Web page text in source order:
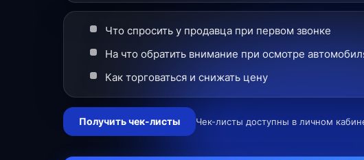
Что спросить у продавца при первом звонке
На что обратить внимание при осмотре
Как торговаться и снижать цену
Получить чек-листы Чек-листы доступны в личном